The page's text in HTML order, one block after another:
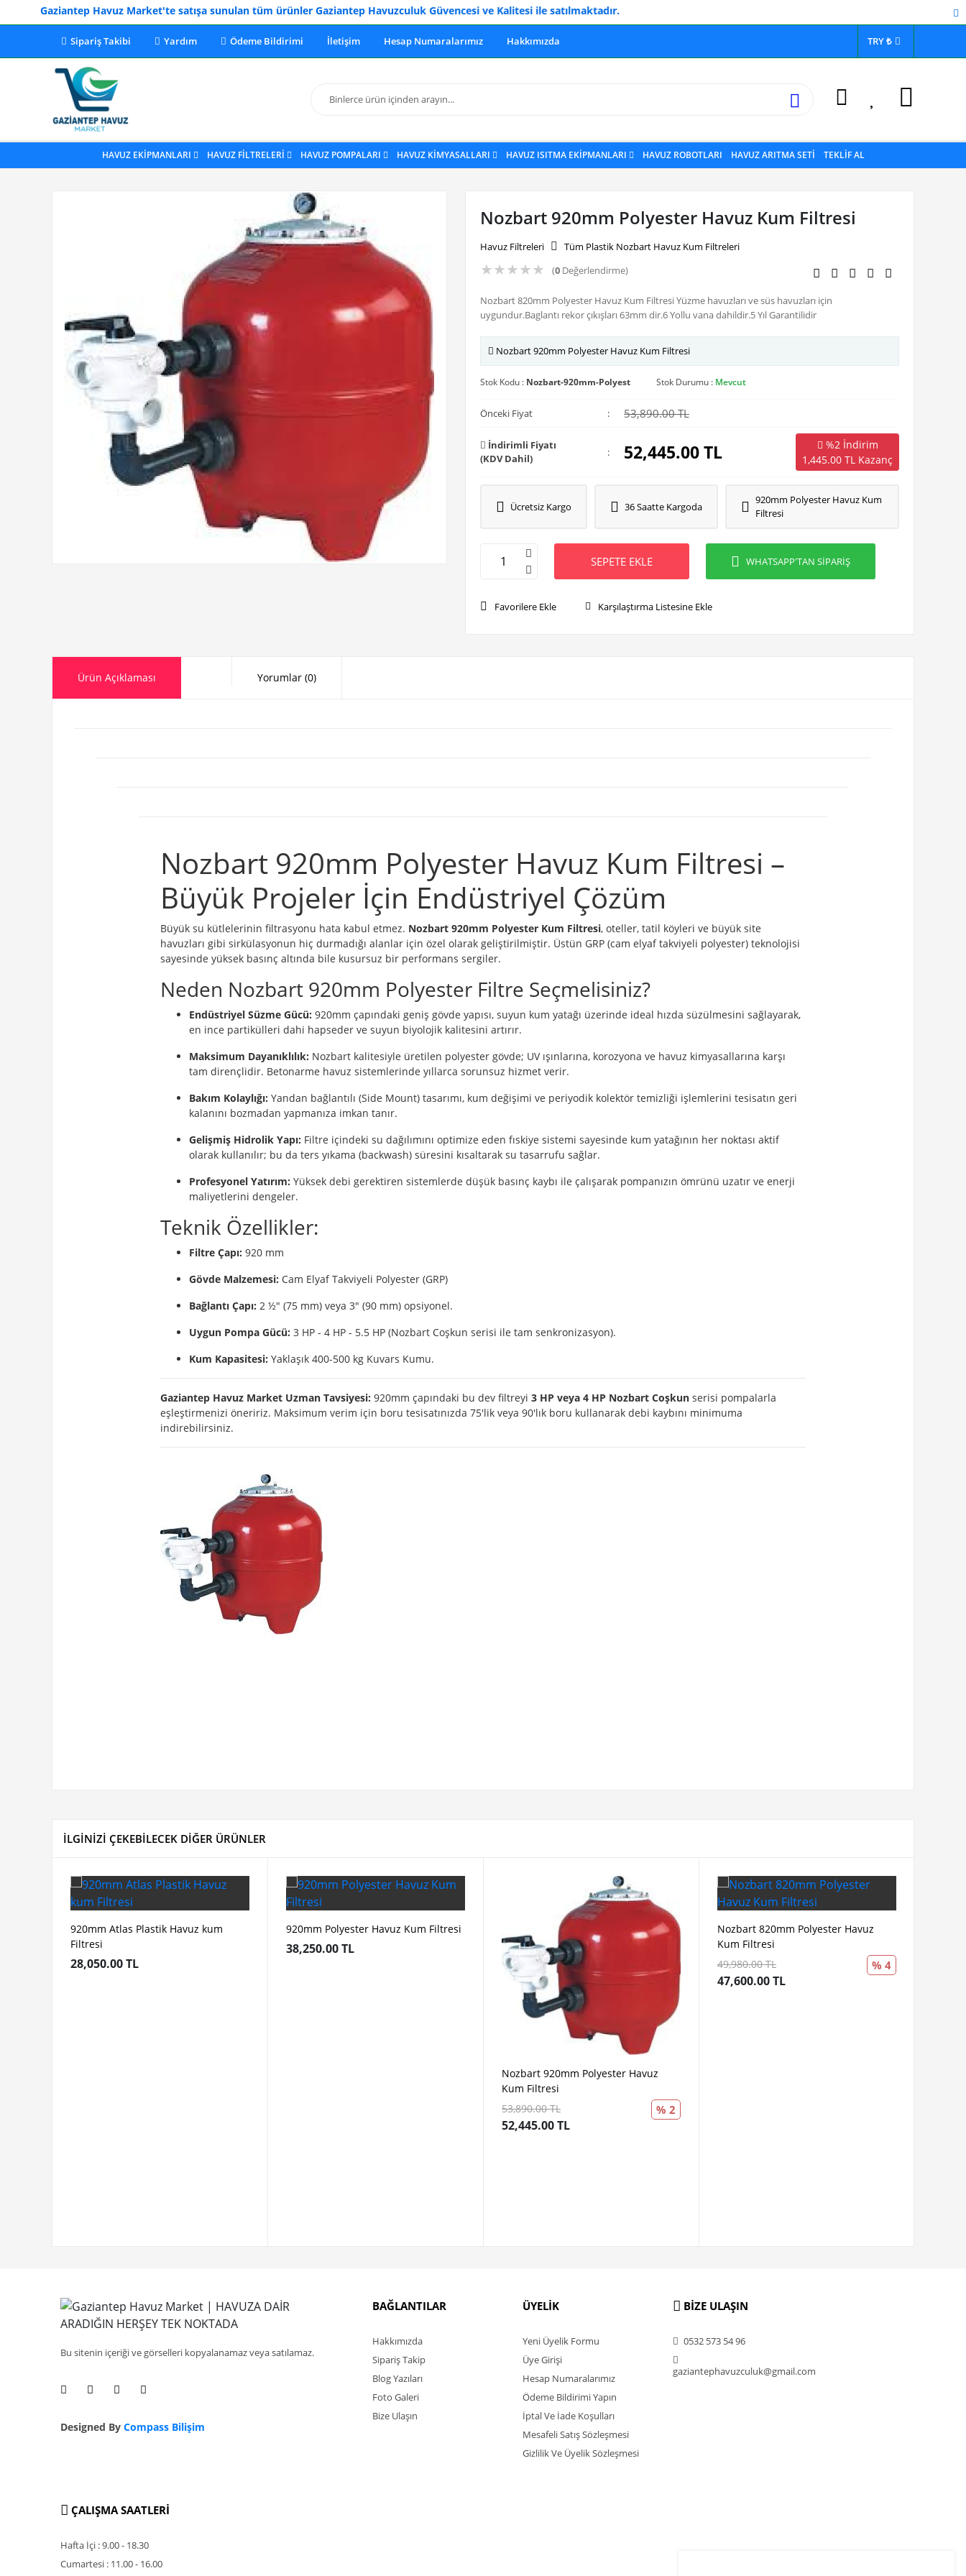
Gaziantep Havuz Market'te satışa sunulan tüm ürünler Gaziantep Havuzculuk Güvencesi ve Kalitesi ile satılmaktadır.
Sipariş Takibi Yardım Ödeme Bildirimi İletişim Hesap Numaralarımız Hakkımızda TRY ₺
HAVUZ EKİPMANLARI HAVUZ FİLTRELERİ HAVUZ POMPALARI HAVUZ KİMYASALLARI HAVUZ ISITMA EKİPMANLARI HAVUZ ROBOTLARI HAVUZ ARITMA SETİ TEKLİF AL
Nozbart 920mm Polyester Havuz Kum Filtresi
Havuz Filtreleri Tüm Plastik Nozbart Havuz Kum Filtreleri
★★★★★ (0 Değerlendirme)
Nozbart 820mm Polyester Havuz Kum Filtresi Yüzme havuzları ve süs havuzları için
uygundur.Baglantı rekor çıkışları 63mm dir.6 Yollu vana dahildir.5 Yıl Garantilidir
Nozbart 920mm Polyester Havuz Kum Filtresi
Stok Kodu : Nozbart-920mm-Polyest Stok Durumu : Mevcut
Önceki Fiyat : 53,890.00 TL
İndirimli Fiyatı
(KDV Dahil)
: 52,445.00TL
%2 İndirim
1,445.00 TL Kazanç
Ücretsiz Kargo 36 Saatte Kargoda
920mm Polyester Havuz Kum
Filtresi
SEPETE EKLE WHATSAPP'TAN SİPARİŞ
Favorilere Ekle Karşılaştırma Listesine Ekle
Ürün Açıklaması Yorumlar (0)
Nozbart 920mm Polyester Havuz Kum Filtresi –
Büyük Projeler İçin Endüstriyel Çözüm
Büyük su kütlelerinin filtrasyonu hata kabul etmez. Nozbart 920mm Polyester Kum Filtresi, oteller, tatil köyleri ve büyük site
havuzları gibi sirkülasyonun hiç durmadığı alanlar için özel olarak geliştirilmiştir. Üstün GRP (cam elyaf takviyeli polyester) teknolojisi
sayesinde yüksek basınç altında bile kusursuz bir performans sergiler.
Neden Nozbart 920mm Polyester Filtre Seçmelisiniz?
Endüstriyel Süzme Gücü: 920mm çapındaki geniş gövde yapısı, suyun kum yatağı üzerinde ideal hızda süzülmesini sağlayarak,
en ince partikülleri dahi hapseder ve suyun biyolojik kalitesini artırır.
Maksimum Dayanıklılık: Nozbart kalitesiyle üretilen polyester gövde; UV ışınlarına, korozyona ve havuz kimyasallarına karşı
tam dirençlidir. Betonarme havuz sistemlerinde yıllarca sorunsuz hizmet verir.
Bakım Kolaylığı: Yandan bağlantılı (Side Mount) tasarımı, kum değişimi ve periyodik kolektör temizliği işlemlerini tesisatın geri
kalanını bozmadan yapmanıza imkan tanır.
Gelişmiş Hidrolik Yapı: Filtre içindeki su dağılımını optimize eden fıskiye sistemi sayesinde kum yatağının her noktası aktif
olarak kullanılır; bu da ters yıkama (backwash) süresini kısaltarak su tasarrufu sağlar.
Profesyonel Yatırım: Yüksek debi gerektiren sistemlerde düşük basınç kaybı ile çalışarak pompanızın ömrünü uzatır ve enerji
maliyetlerini dengeler.
Teknik Özellikler:
Filtre Çapı: 920 mm
Gövde Malzemesi: Cam Elyaf Takviyeli Polyester (GRP)
Bağlantı Çapı: 2 ½" (75 mm) veya 3" (90 mm) opsiyonel.
Uygun Pompa Gücü: 3 HP - 4 HP - 5.5 HP (Nozbart Coşkun serisi ile tam senkronizasyon).
Kum Kapasitesi: Yaklaşık 400-500 kg Kuvars Kumu.
Gaziantep Havuz Market Uzman Tavsiyesi: 920mm çapındaki bu dev filtreyi 3 HP veya 4 HP Nozbart Coşkun serisi pompalarla
eşleştirmenizi öneririz. Maksimum verim için boru tesisatınızda 75'lik veya 90'lık boru kullanarak debi kaybını minimuma
indirebilirsiniz.
İLGİNİZİ ÇEKEBİLECEK DİĞER ÜRÜNLER
920mm Atlas Plastik Havuz kum
Filtresi
28,050.00 TL
920mm Polyester Havuz Kum Filtresi
38,250.00 TL
Nozbart 920mm Polyester Havuz
Kum Filtresi
53,890.00 TL
52,445.00 TL
% 2
Nozbart 820mm Polyester Havuz
Kum Filtresi
49,980.00 TL
47,600.00 TL
% 4
Bu sitenin içeriği ve görselleri kopyalanamaz veya satılamaz.
Designed By Compass Bilişim
BAĞLANTILAR
Hakkımızda
Sipariş Takip
Blog Yazıları
Foto Galeri
Bize Ulaşın
ÜYELİK
Yeni Üyelik Formu
Üye Girişi
Hesap Numaralarımız
Ödeme Bildirimi Yapın
İptal Ve İade Koşulları
Mesafeli Satış Sözleşmesi
Gizlilik Ve Üyelik Sözleşmesi
BİZE ULAŞIN
0532 573 54 96
gaziantephavuzculuk@gmail.com
ÇALIŞMA SAATLERİ
Hafta İçi : 9.00 - 18.30
Cumartesi : 11.00 - 16.00